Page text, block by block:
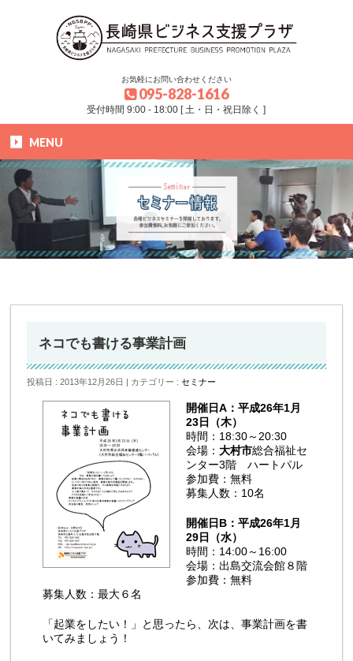
お気軽にお問い合わせください
095-828-1616
受付時間 9:00 - 18:00 [ 土・日・祝日除く ]
MENU
ネコでも書ける事業計画
投稿日 : 2013年12月26日 カテゴリー :セミナー
開催日A：平成26年1月
23日（木）
時間：18:30～20:30
会場：大村市総合福祉セ
ンター3階 ハートパル
参加費：無料
募集人数：10名
開催日B：平成26年1月
29日（水）
時間：14:00～16:00
会場：出島交流会館８階
参加費：無料
募集人数：最大６名
「起業をしたい！」と思ったら、次は、事業計画を書
いてみましょう！